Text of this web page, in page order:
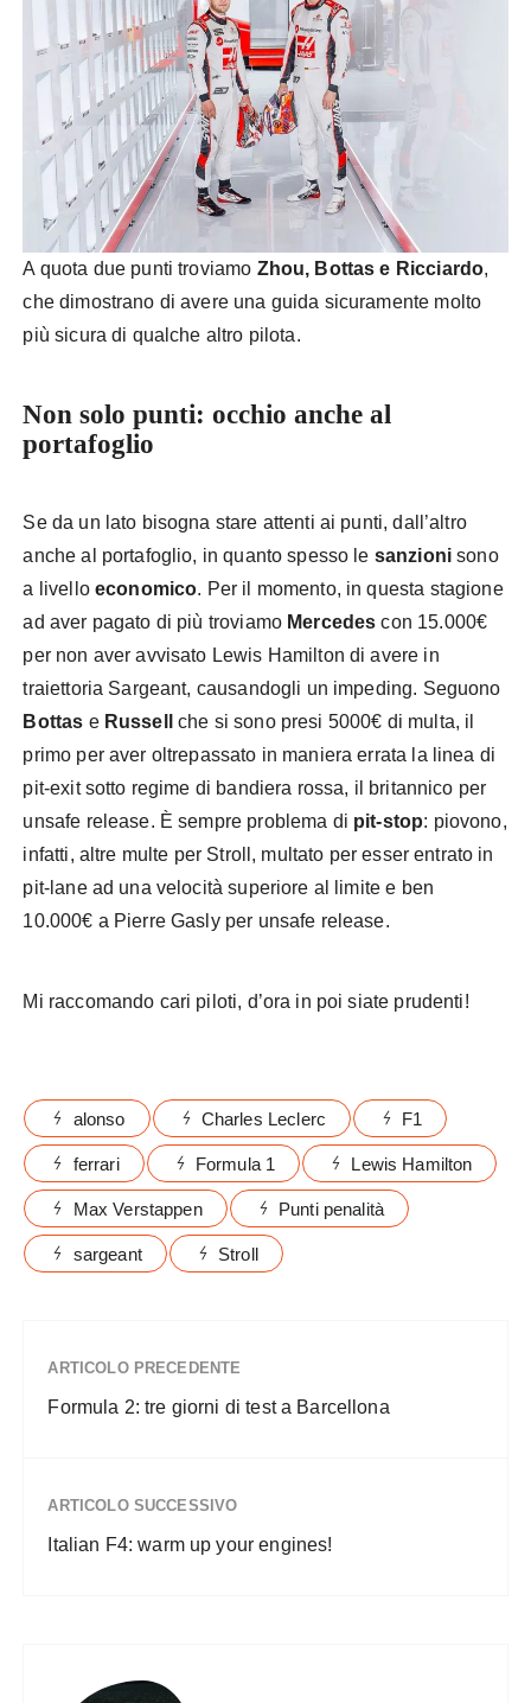
A quota due punti troviamo Zhou, Bottas e Ricciardo,
che dimostrano di avere una guida sicuramente molto
più sicura di qualche altro pilota.
Non solo punti: occhio anche al
portafoglio
Se da un lato bisogna stare attenti ai punti, dall’altro
anche al portafoglio, in quanto spesso le sanzioni sono
a livello economico. Per il momento, in questa stagione
ad aver pagato di più troviamo Mercedes con 15.000€
per non aver avvisato Lewis Hamilton di avere in
traiettoria Sargeant, causandogli un impeding. Seguono
Bottas eRussell
che si sono presi 5000€ di multa, il
primo per aver oltrepassato in maniera errata la linea di
pit-exit sotto regime di bandiera rossa, il britannico per
unsafe release. È sempre problema di pit-stop: piovono,
infatti, altre multe per Stroll, multato per esser entrato in
pit-lane ad una velocità superiore al limite e ben
10.000€ a Pierre Gasly per unsafe release.
Mi raccomando cari piloti, d’ora in poi siate prudenti!
alonso Charles Leclerc F1
ferrari Formula 1 Lewis Hamilton
Max Verstappen Punti penalità
sargeant Stroll
ARTICOLO PRECEDENTE
Formula 2: tre giorni di test a Barcellona
ARTICOLO SUCCESSIVO
Italian F4: warm up your engines!